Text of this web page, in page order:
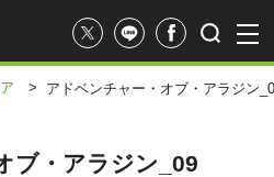
> アドベンチャー・オブ・アラジン
ブ・アラジン_09